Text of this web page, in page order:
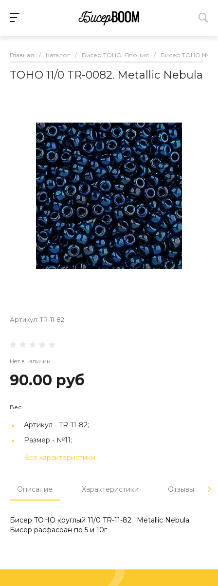
Главная / Каталог / Бисер TOHO. Япония / Бисер TOHO №11
TOHO 11/0 TR-0082. Metallic Nebula
Артикул: TR-11-82
Нет в наличии
90.00 руб
Вес
Артикул - TR-11-82;
Размер - №11;
Все характеристики
Описание Характеристики Отзывы
Бисер TOHO круглый 11/0 TR-11-82. Metallic Nebula.
Бисер расфасоан по 5 и 10г